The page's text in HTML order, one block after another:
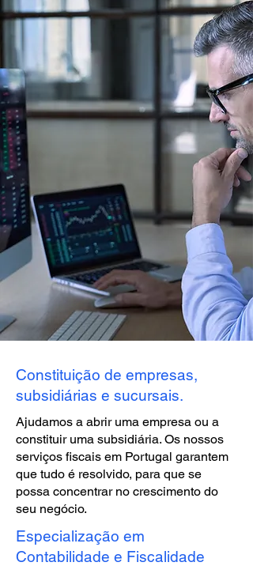
Constituição de empresas,
subsidiárias e sucursais.
Ajudamos a abrir uma empresa ou a
constituir uma subsidiária. Os nossos
serviços fiscais em Portugal garantem
que tudo é resolvido, para que se
possa concentrar no crescimento do
seu negócio.
Especialização em
Contabilidade e Fiscalidade